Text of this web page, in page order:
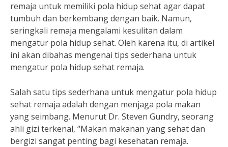
remaja untuk memiliki pola hidup sehat agar dapat
tumbuh dan berkembang dengan baik. Namun,
seringkali remaja mengalami kesulitan dalam
mengatur pola hidup sehat. Oleh karena itu, di artikel
ini akan dibahas mengenai tips sederhana untuk
mengatur pola hidup sehat remaja.
Salah satu tips sederhana untuk mengatur pola hidup
sehat remaja adalah dengan menjaga pola makan
yang seimbang. Menurut Dr. Steven Gundry, seorang
ahli gizi terkenal, “Makan makanan yang sehat dan
bergizi sangat penting bagi kesehatan remaja.